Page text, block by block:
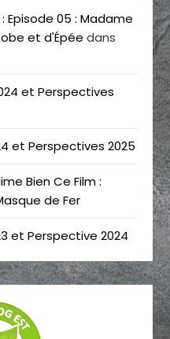
Episode 05 : Madame
et d'Épée dans
et Perspectives
et Perspectives 2025
Bien Ce Film :
de Fer
et Perspective 2024